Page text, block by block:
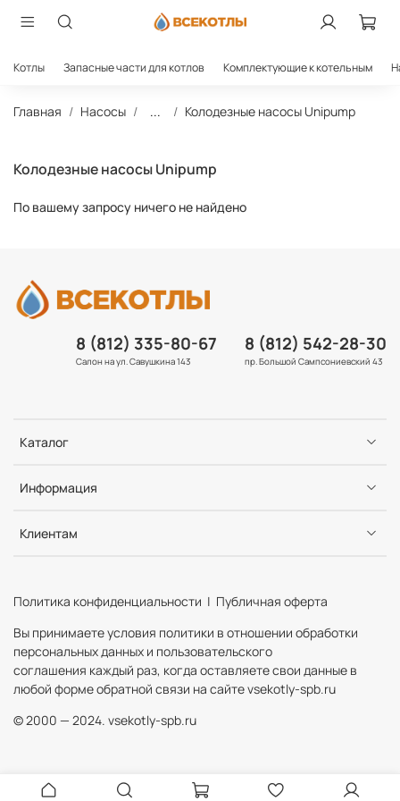
Котлы Запасные части для котлов Комплектующие к котельным
Главная Насосы ... Колодезные насосы Unipump
Колодезные насосы Unipump
По вашему запросу ничего не найдено
Каталог
Информация
Клиентам
8 (812) 335-80-67
Салон на ул. Савушкина 143
8 (812) 542-28-30
пр. Большой Сампсониевский 43
Политика конфиденциальности | Публичная оферта
Вы принимаете условия политики в отношении обработки
персональных данных и пользовательского
соглашения каждый раз, когда оставляете свои данные в
любой форме обратной связи на сайте vsekotly-spb.ru
© 2000 — 2024. vsekotly-spb.ru